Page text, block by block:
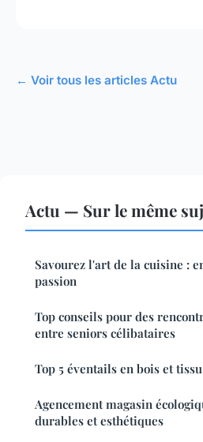
← Voir tous les articles Actu
Actu — Sur le même
Savourez l'art de la cuisine :
passion
Top conseils pour des
entre seniors célibataires
Top 5 éventails en bois et
Agencement magasin
durables et esthétiques